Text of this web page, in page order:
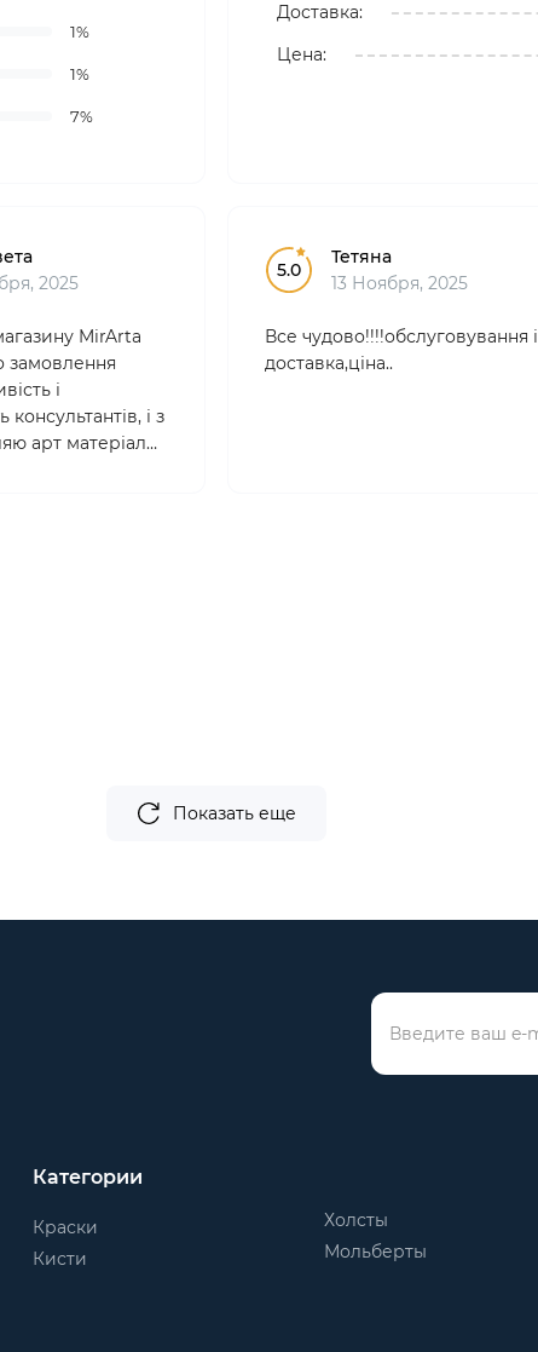
1%
1%
7%
Доставка:
Цена:
2025
MirArta
замовлення
і
консультантів, і з
арт матеріали
5.0
Тетяна
13 Ноября, 2025
Все чудово!!!!обслуговування і
доставка,ціна..
Показать еще
Категории
Краски
Кисти
Холсты
Мольберты